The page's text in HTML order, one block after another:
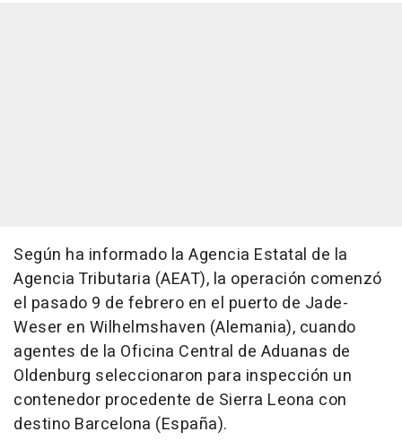
Según ha informado la Agencia Estatal de la
Agencia Tributaria (AEAT), la operación comenzó
el pasado 9 de febrero en el puerto de Jade-
Weser en Wilhelmshaven (Alemania), cuando
agentes de la Oficina Central de Aduanas de
Oldenburg seleccionaron para inspección un
contenedor procedente de Sierra Leona con
destino Barcelona (España).